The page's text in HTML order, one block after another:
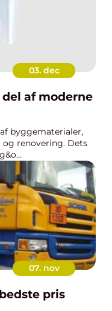
03. dec
af moderne
byggematerialer,
renovering. Dets
07. nov
pris